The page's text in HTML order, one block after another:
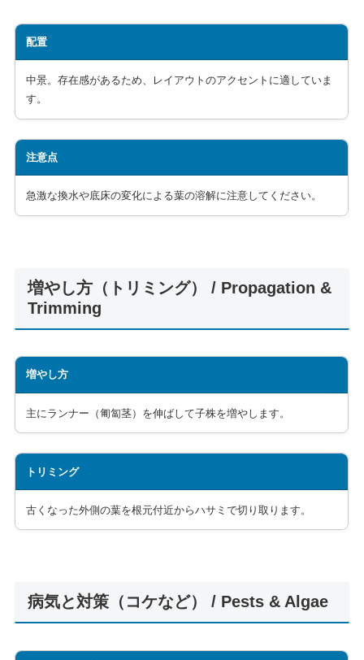
配置
中景。存在感があるため、レイアウトのアクセントに適していま
す。
注意点
急激な換水や底床の変化による葉の溶解に注意してください。
増やし方（トリミング） / Propagation &
Trimming
増やし方
主にランナー（匍匐茎）を伸ばして子株を増やします。
トリミング
古くなった外側の葉を根元付近からハサミで切り取ります。
病気と対策（コケなど） / Pests & Algae